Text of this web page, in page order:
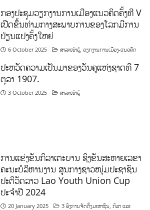
ກອງປະຊຸມວຽກງານການເມືອງແນວຄິດຄັ້ງທີ V
ເປີດຂຶ້ນທ່າມກາງສະພາບການຂອງໂລກມີການ
ປ່ຽນແປງຄັ້ງໃຫຍ່
6 October 2025 ສາລະໜ້າຮູ້,ວຽກງານການເມືອງ-ແນວຄິດ
ປະຫວັດຄວາມເປັນມາຂອງວັນຄູແຫ່ງຊາດທີ 7
ຕຸລາ 1907.
3 October 2025 ສາລະໜ້າຮູ້
ການແຂ່ງຂັນກິລາເຕະບານ ຊິງຂັນສະຫາຍເລຂາ
ຄະນະບໍລິຫານງານ ສູນກາງຊາວໜຸ່ມປະຊາຊົນ
ປະຕິວັດລາວ Lao Youth Union Cup
ປະຈຳປີ 2024
20 January 2025 3 ອົງການຈັດຕັ້ງມະຫາຊົນ ,ກິລາ ແລະ